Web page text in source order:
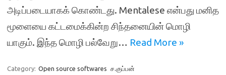
அடிப்படையாகக் கொண்டது. Mentalese என்பது மனித
மூளையை கட்டமைக்கின்ற சிந்தனையின் மொழி
யாகும். இந்த மொழி பல்வேறு… Read More »
Category: Open source softwares ச.குப்பன்